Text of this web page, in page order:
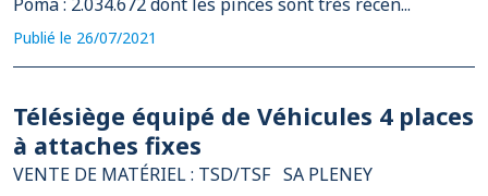
Publié le 26/07/2021
Télésiège équipé de Véhicules 4 places
à attaches fixes
VENTE DE MATÉRIEL : TSD/TSF SA PLENEY